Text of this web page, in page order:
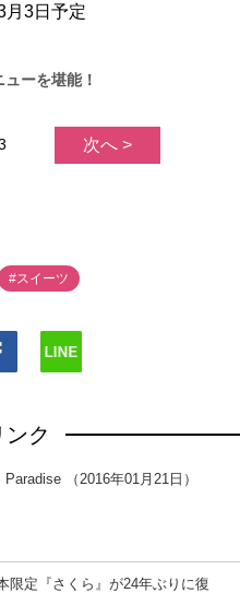
月3日予定
ーを堪能！
次へ >
#スイーツ
ンク
（2016年01月21日）
限定『さくら』が24年ぶりに復